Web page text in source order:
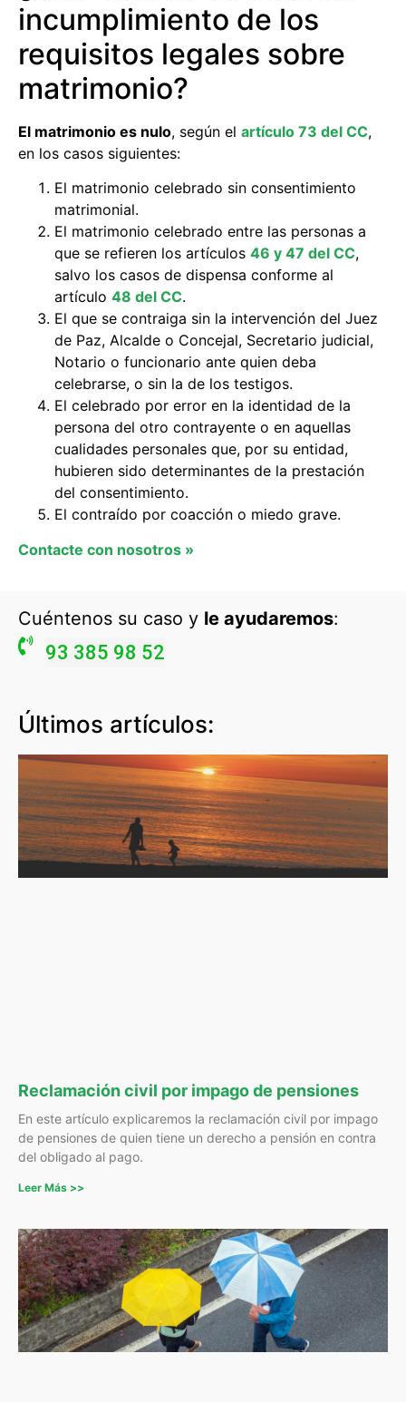
incumplimiento de los
requisitos legales sobre
matrimonio?
El matrimonio es nulo, según el artículo 73 del CC,
en los casos siguientes:
El matrimonio celebrado sin consentimiento
matrimonial.
El matrimonio celebrado entre las personas a
que se refieren los artículos 46 y 47 del CC,
salvo los casos de dispensa conforme al
artículo 48 del CC.
El que se contraiga sin la intervención del Juez
de Paz, Alcalde o Concejal, Secretario judicial,
Notario o funcionario ante quien deba
celebrarse, o sin la de los testigos.
El celebrado por error en la identidad de la
persona del otro contrayente o en aquellas
cualidades personales que, por su entidad,
hubieren sido determinantes de la prestación
del consentimiento.
El contraído por coacción o miedo grave.
Contacte con nosotros »
Cuéntenos su caso y le ayudaremos:
93 385 98 52
Últimos artículos:
Reclamación civil por impago de pensiones
En este artículo explicaremos la reclamación civil por impago
de pensiones de quien tiene un derecho a pensión en contra
del obligado al pago.
Leer Más >>